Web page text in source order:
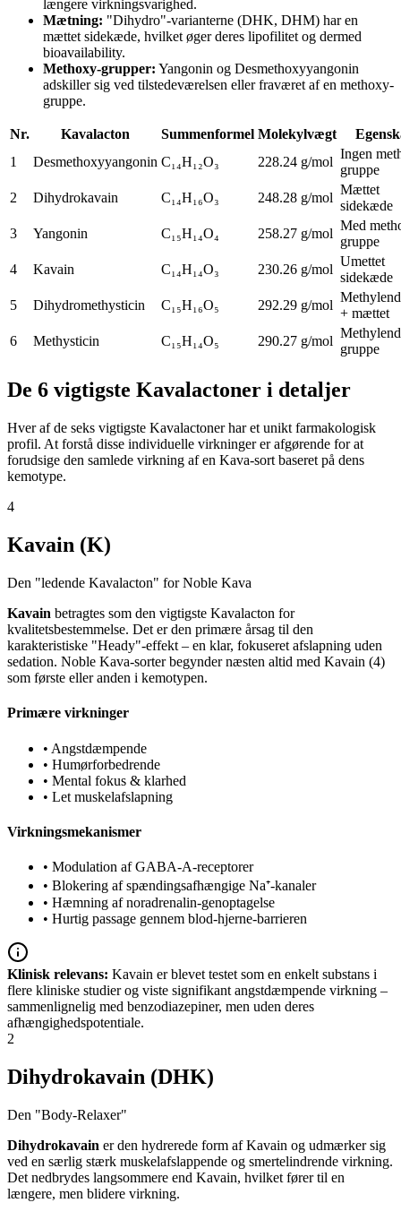
længere virkningsvarighed.
Mætning: "Dihydro"-varianterne (DHK, DHM) har en
mættet sidekæde, hvilket øger deres lipofilitet og dermed
bioavailability.
Methoxy-grupper: Yangonin og Desmethoxyyangonin
adskiller sig ved tilstedeværelsen eller fraværet af en methoxy-
gruppe.
Nr. Kavalacton Summenformel Molekylvægt
1
Desmethoxyyangonin C₁₄H₁₂O₃ 228.24 g/mol
Ingen
gruppe
2
Dihydrokavain C₁₄H₁₆O₃ 248.28 g/mol
Mættet
sidekæde
3
Yangonin C₁₅H₁₄O₄ 258.27 g/mol
Med
gruppe
4
Kavain C₁₄H₁₄O₃ 230.26 g/mol
Umettet
sidekæde
5
Dihydromethysticin C₁₅H₁₆O₅ 292.29 g/mol
+ mættet
6
Methysticin C₁₅H₁₄O₅ 290.27 g/mol
gruppe
De 6 vigtigste Kavalactoner i detaljer
Hver af de seks vigtigste Kavalactoner har et unikt farmakologisk
profil. At forstå disse individuelle virkninger er afgørende for at
forudsige den samlede virkning af en Kava-sort baseret på dens
kemotype.
4
Kavain (K)
Den "ledende Kavalacton" for Noble Kava
Kavain betragtes som den vigtigste Kavalacton for
kvalitetsbestemmelse. Det er den primære årsag til den
karakteristiske "Heady"-effekt – en klar, fokuseret afslapning uden
sedation. Noble Kava-sorter begynder næsten altid med Kavain (4)
som første eller anden i kemotypen.
Primære virkninger
• Angstdæmpende
• Humørforbedrende
• Mental fokus & klarhed
• Let muskelafslapning
Virkningsmekanismer
• Modulation af GABA-A-receptorer
• Blokering af spændingsafhængige Na⁺-kanaler
• Hæmning af noradrenalin-genoptagelse
• Hurtig passage gennem blod-hjerne-barrieren
Klinisk relevans: Kavain er blevet testet som en enkelt substans i
flere kliniske studier og viste signifikant angstdæmpende virkning –
sammenlignelig med benzodiazepiner, men uden deres
afhængighedspotentiale.
2
Dihydrokavain (DHK)
Den "Body-Relaxer"
Dihydrokavain er den hydrerede form af Kavain og udmærker sig
ved en særlig stærk muskelafslappende og smertelindrende virkning.
Det nedbrydes langsommere end Kavain, hvilket fører til en
længere, men blidere virkning.